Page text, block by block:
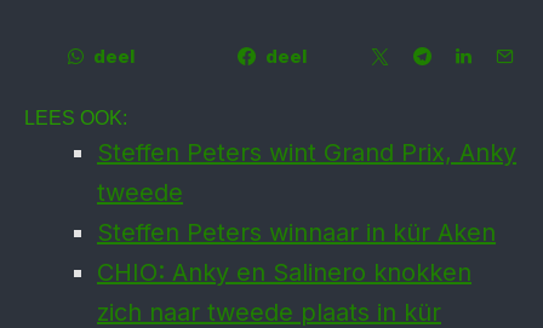
deel deel
LEES OOK:
Steffen Peters wint Grand Prix, Anky
tweede
Steffen Peters winnaar in kür Aken
CHIO: Anky en Salinero knokken
zich naar tweede plaats in kür